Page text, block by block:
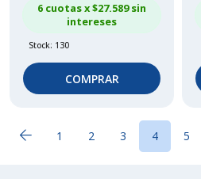
6 cuotas x $27.589sin
intereses
Stock: 130
COMPRAR
1 2 3 4(current)
5